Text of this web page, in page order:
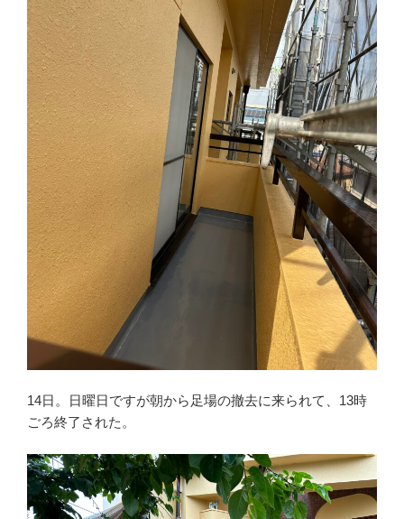
14日。日曜日ですが朝から足場の撤去に来られて、13時
ごろ終了された。